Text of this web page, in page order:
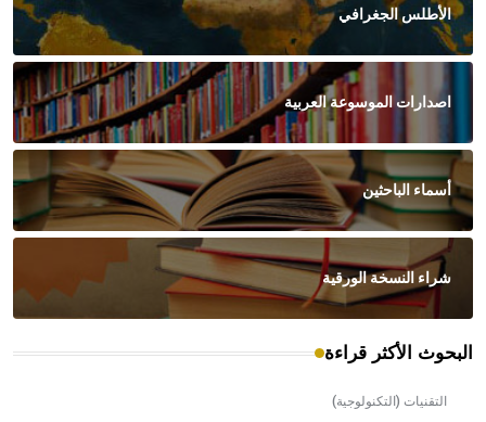
الأطلس الجغرافي
اصدارات الموسوعة العربية
أسماء الباحثين
شراء النسخة الورقية
البحوث الأكثر قراءة
التقنيات (التكنولوجية)